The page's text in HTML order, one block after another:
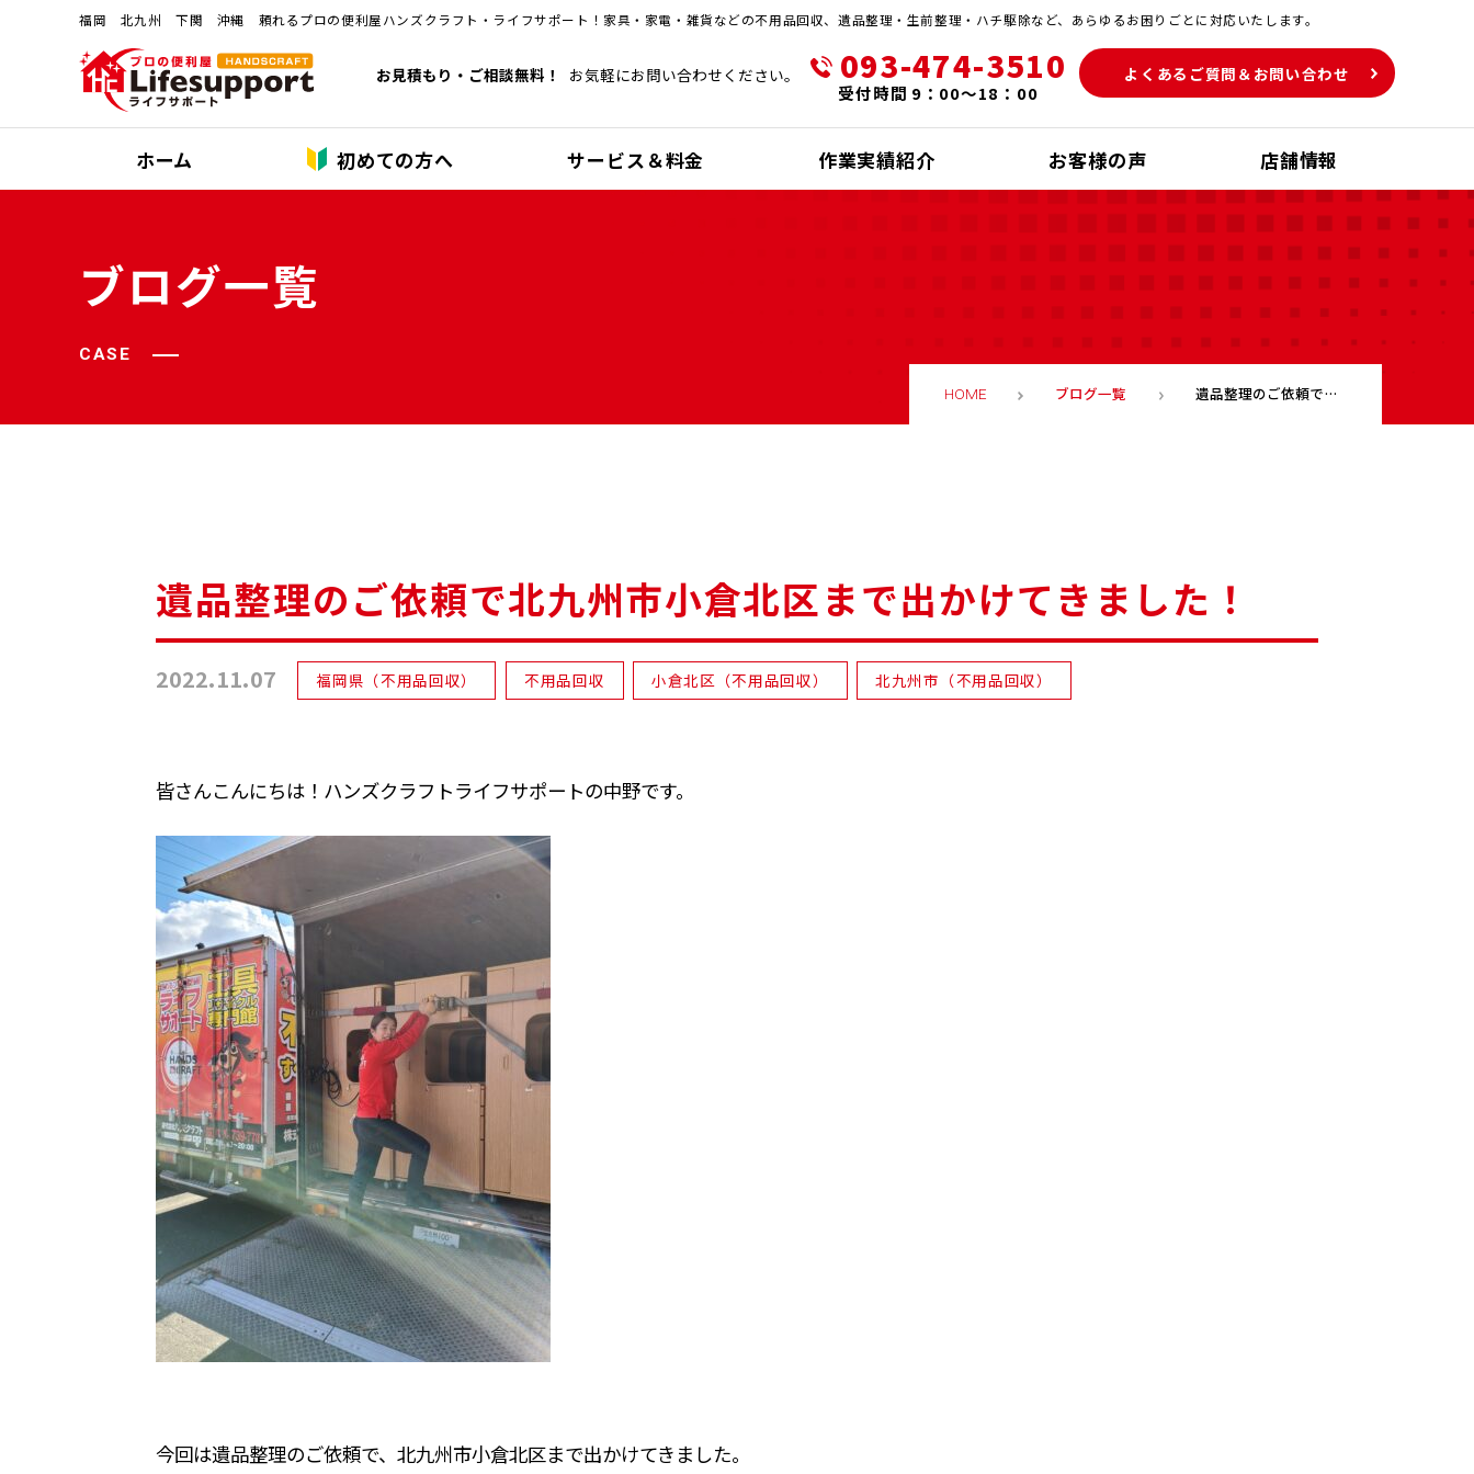
福岡 北九州 下関 沖縄 頼れるプロの便利屋ハンズクラフト・ライフサポート！家具・家電・雑貨などの不用品回収、遺品整理・生前整理・ハチ駆除など、あらゆるお困りごとに対応いたします。
お見積もり・ご相談無料！ お気軽にお問い合わせください。 093-474-3510
受付時間 9：00～18：00
よくあるご質問＆お問い合わせ
ホーム 初めての方へ サービス＆料金 作業実績紹介 お客様の声 店舗情報
ブログ一覧
CASE
HOME ブログ一覧 遺品整理のご依頼で北九州市小倉北区まで出かけてきました！
遺品整理のご依頼で北九州市小倉北区まで出かけてきました！
2022.11.07 福岡県（不用品回収） 不用品回収 小倉北区（不用品回収） 北九州市（不用品回収）
皆さんこんにちは！ハンズクラフトライフサポートの中野です。
今回は遺品整理のご依頼で、北九州市小倉北区まで出かけてきました。